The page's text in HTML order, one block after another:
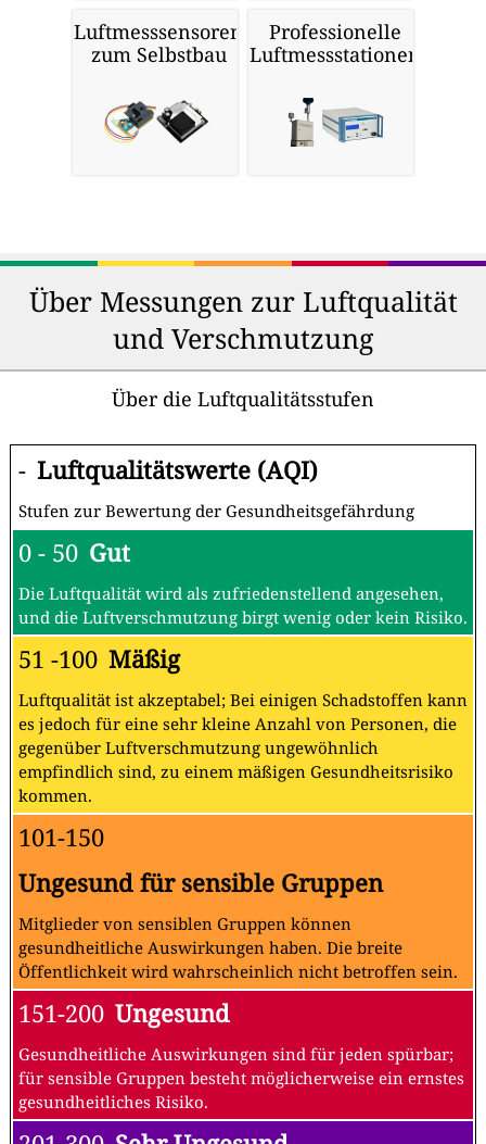
Luftmesssensoren
zum Selbstbau
Professionelle
Luftmessstationen
Über Messungen zur Luftqualität
und Verschmutzung
Über die Luftqualitätsstufen
- Luftqualitätswerte (AQI)
Stufen zur Bewertung der Gesundheitsgefährdung
0 - 50 Gut
Die Luftqualität wird als zufriedenstellend angesehen,
und die Luftverschmutzung birgt wenig oder kein Risiko.
51 -100 Mäßig
Luftqualität ist akzeptabel; Bei einigen Schadstoffen kann
es jedoch für eine sehr kleine Anzahl von Personen, die
gegenüber Luftverschmutzung ungewöhnlich
empfindlich sind, zu einem mäßigen Gesundheitsrisiko
kommen.
101-150
Ungesund für sensible Gruppen
Mitglieder von sensiblen Gruppen können
gesundheitliche Auswirkungen haben. Die breite
Öffentlichkeit wird wahrscheinlich nicht betroffen sein.
151-200 Ungesund
Gesundheitliche Auswirkungen sind für jeden spürbar;
für sensible Gruppen besteht möglicherweise ein ernstes
gesundheitliches Risiko.